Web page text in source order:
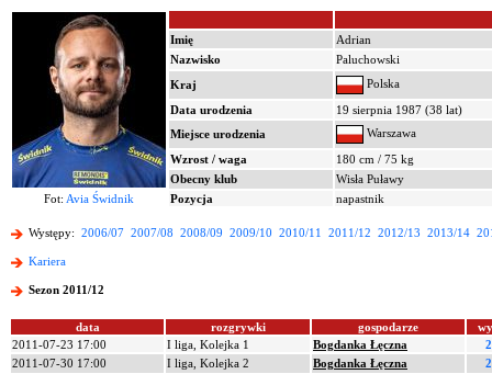
Imię
Adrian
Nazwisko
Paluchowski
Kraj
Polska
Data urodzenia
19 sierpnia 1987 (38 lat)
Miejsce urodzenia
Warszawa
Wzrost / waga
180 cm / 75 kg
Obecny klub
Wisła Puławy
Fot: Avia Świdnik Pozycja napastnik
Występy: 2006/07 2007/08 2008/09 2009/10 2010/11 2011/12 2012/13 2013/14
Kariera
Sezon 2011/12
data rozgrywki gospodarze
2011-07-23 17:00
I liga, Kolejka 1 Bogdanka Łęczna
2011-07-30 17:00
I liga, Kolejka 2 Bogdanka Łęczna